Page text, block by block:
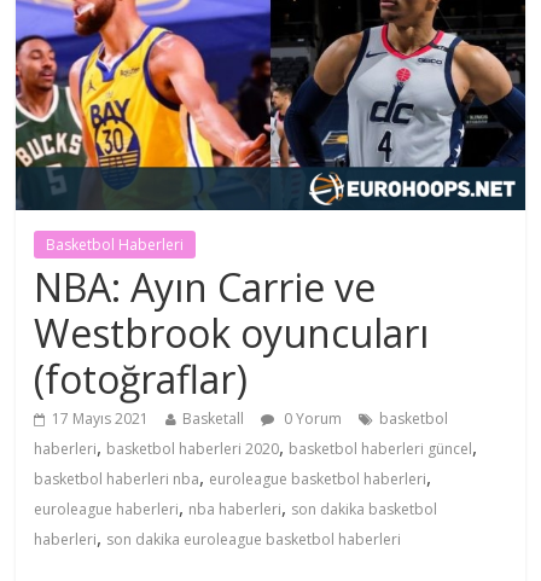
Basketbol Haberleri
NBA: Ayın Carrie ve
Westbrook oyuncuları
(fotoğraflar)
17 Mayıs 2021 Basketall 0 Yorum
basketbol
haberleri, basketbol haberleri 2020, basketbol haberleri güncel,
basketbol haberleri nba, euroleague basketbol haberleri,
euroleague haberleri, nba haberleri, son dakika basketbol
haberleri, son dakika euroleague basketbol haberleri